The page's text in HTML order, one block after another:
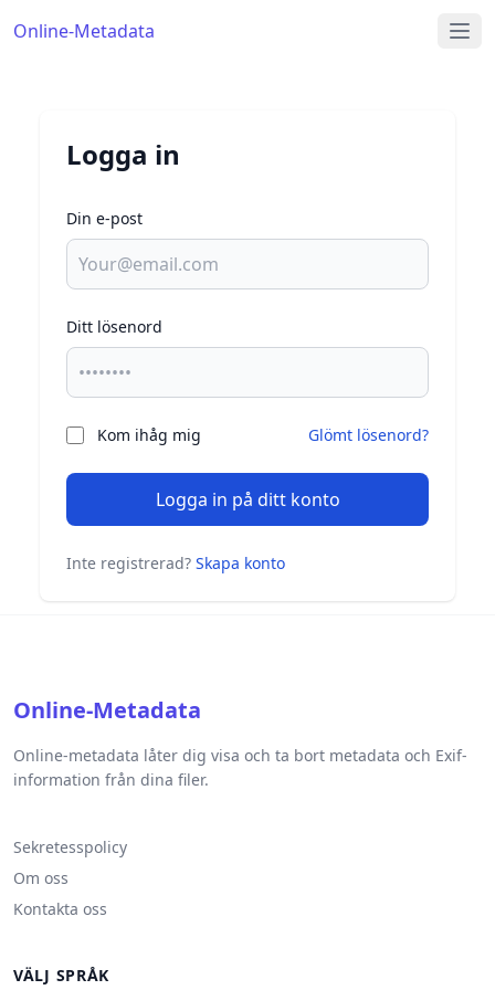
Online-Metadata
Logga in
Din e-post
Ditt lösenord
Kom ihåg mig Glömt lösenord?
Logga in på ditt konto
Inte registrerad? Skapa konto
Online-Metadata
Online-metadata låter dig visa och ta bort metadata och Exif-
information från dina filer.
Sekretesspolicy
Om oss
Kontakta oss
VÄLJ SPRÅK